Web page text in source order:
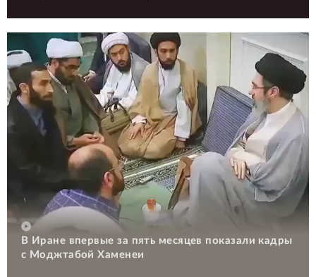
В Иране впервые за пять месяцев показали кадры
с Моджтабой Хаменеи